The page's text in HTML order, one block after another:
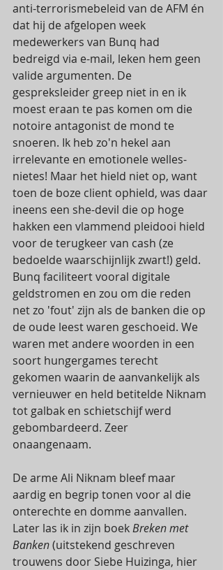
anti-terrorismebeleid van de AFM én
dat hij de afgelopen week
medewerkers van Bunq had
bedreigd via e-mail, leken hem geen
valide argumenten. De
gespreksleider greep niet in en ik
moest eraan te pas komen om die
notoire antagonist de mond te
snoeren. Ik heb zo'n hekel aan
irrelevante en emotionele welles-
nietes! Maar het hield niet op, want
toen de boze client ophield, was daar
ineens een she-devil die op hoge
hakken een vlammend pleidooi hield
voor de terugkeer van cash (ze
bedoelde waarschijnlijk zwart!) geld.
Bunq faciliteert vooral digitale
geldstromen en zou om die reden
net zo 'fout' zijn als de banken die op
de oude leest waren geschoeid. We
waren met andere woorden in een
soort hungergames terecht
gekomen waarin de aanvankelijk als
vernieuwer en held betitelde Niknam
tot galbak en schietschijf werd
gebombardeerd. Zeer
onaangenaam.
De arme Ali Niknam bleef maar
aardig en begrip tonen voor al die
onterechte en domme aanvallen.
Later las ik in zijn boek Breken met
Banken (uitstekend geschreven
trouwens door Siebe Huizinga, hier